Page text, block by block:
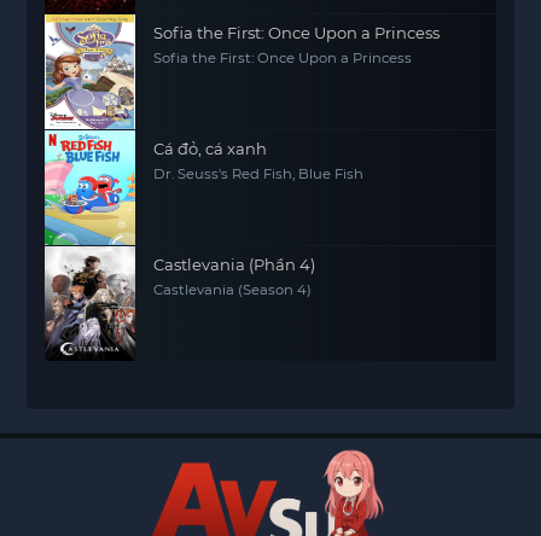
Sofia the First: Once Upon a Princess
Sofia the First: Once Upon a Princess
Cá đỏ, cá xanh
Dr. Seuss's Red Fish, Blue Fish
Castlevania (Phần 4)
Castlevania (Season 4)